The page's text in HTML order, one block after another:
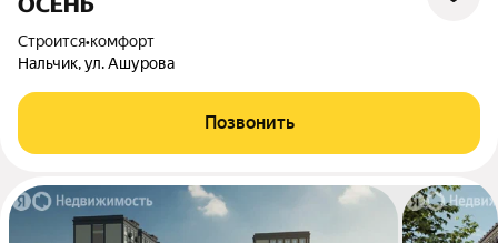
Строится•комфорт
Нальчик, ул. Ашурова
Позвонить